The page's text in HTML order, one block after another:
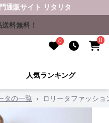
通販サイト リタリタ
料無料！
0 0
人気ランキング
タの一覧 › ロリータファッシ